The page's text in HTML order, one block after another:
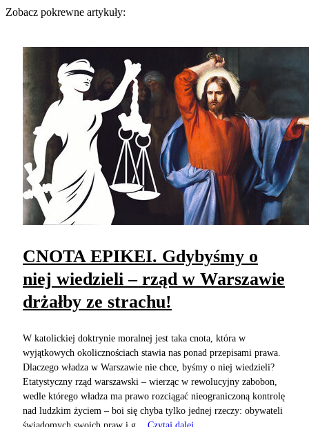
Zobacz pokrewne artykuły:
CNOTA EPIKEI. Gdybyśmy o
niej wiedzieli – rząd w Warszawie
drżałby ze strachu!
W katolickiej doktrynie moralnej jest taka cnota, która w
wyjątkowych okolicznościach stawia nas ponad przepisami prawa.
Dlaczego władza w Warszawie nie chce, byśmy o niej wiedzieli?
Etatystyczny rząd warszawski – wierząc w rewolucyjny zabobon,
wedle którego władza ma prawo rozciągać nieograniczoną kontrolę
nad ludzkim życiem – boi się chyba tylko jednej rzeczy: obywateli